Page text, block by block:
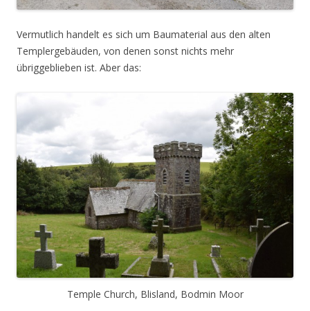
Vermutlich handelt es sich um Baumaterial aus den alten
Templergebäuden, von denen sonst nichts mehr
übriggeblieben ist. Aber das:
Temple Church, Blisland, Bodmin Moor